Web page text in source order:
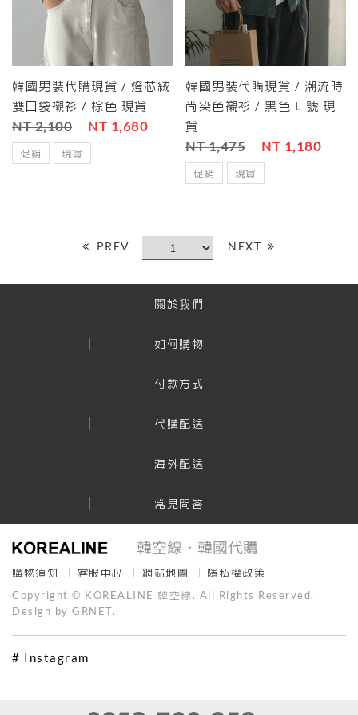
韓國男裝代購現貨 / 燈芯絨
雙口袋襯衫 / 棕色 現貨
NT 2,100 NT 1,680
促銷 現貨
韓國男裝代購現貨 / 潮流時
尚染色襯衫 / 黑色 L 號 現
貨
NT 1,475 NT 1,180
促銷 現貨
PREV NEXT
關於我們
如何購物
付款方式
代購配送
海外配送
常見問答
購物須知 客服中心 網站地圖
隱私權政策
Copyright © KOREALINE 韓空線. All Rights Reserved.
Design by GRNET.
# Instagram